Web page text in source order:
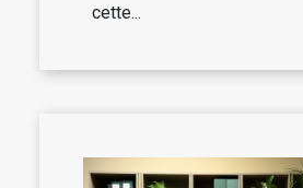
cette...